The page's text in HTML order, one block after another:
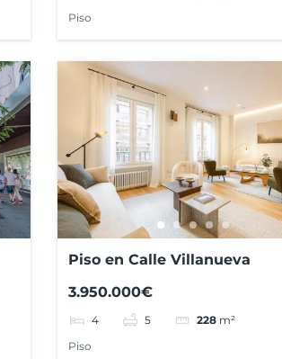
Piso
Piso en Calle Villanueva
3.950.000€
4 5 228 m²
Piso